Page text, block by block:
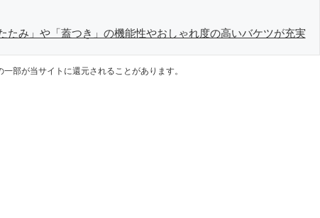
たみ」や「蓋つき」の機能性やおしゃれ度の高いバケツが充実
部が当サイトに還元されることがあります。